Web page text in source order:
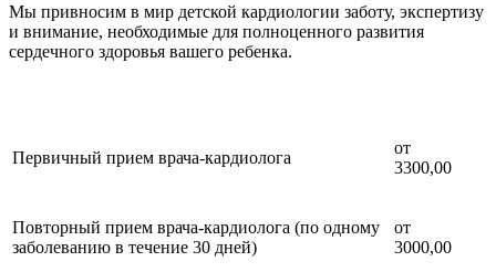
Мы привносим в мир детской кардиологии заботу, экспертизу
и внимание, необходимые для полноценного развития
сердечного здоровья вашего ребенка.
Первичный прием врача-кардиолога
от
3300,00
Повторный прием врача-кардиолога (по одному
заболеванию в течение 30 дней)
от
3000,00